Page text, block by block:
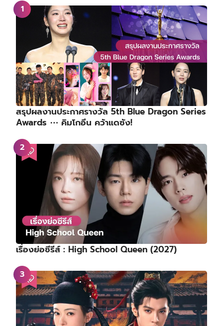
สรุปผลงานประกาศรางวัล 5th Blue Dragon Series
Awards ⋯ คิมโกอึน คว้าแดซัง!
เรื่องย่อซีรีส์ : High School Queen (2027)